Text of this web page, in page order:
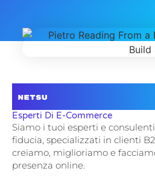
Esperti Di E-Commerce
Siamo i tuoi esperti e
fiducia, specializzati in clienti
creiamo, miglioriamo e
presenza online.